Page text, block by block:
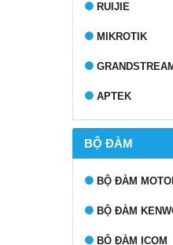
RUIJIE
MIKROTIK
APTEK
BỘ ĐÀM
BỘ ĐÀM
BỘ ĐÀM
BỘ ĐÀM ICOM